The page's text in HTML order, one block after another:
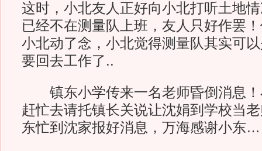
这时，小北友人正好向小北打听土地
已经不在测量队上班，友人只好作罢
小北动了念，小北觉得测量队其实可
要回去工作了..
镇东小学传来一名老师昏倒消息！
赶忙去请托镇长关说让沈娟到学校当
东忙到沈家报好消息，万海感谢小东…